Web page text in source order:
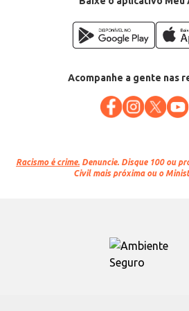
Acompanhe a gente nas
Racismo é crime. Denuncie. Disque 100 ou
Civil mais próxima ou o